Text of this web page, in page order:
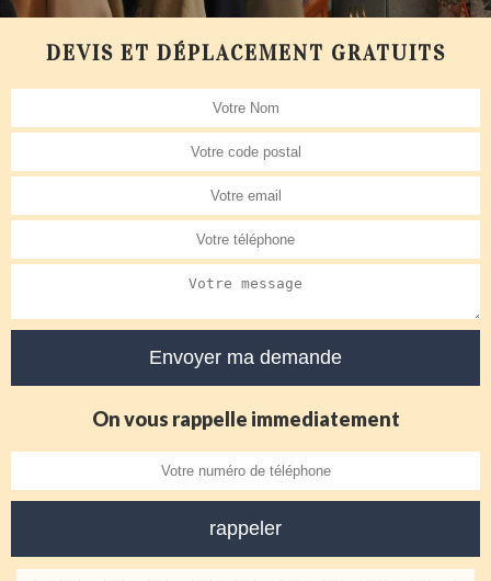
DEVIS ET DÉPLACEMENT GRATUITS
On vous rappelle immediatement